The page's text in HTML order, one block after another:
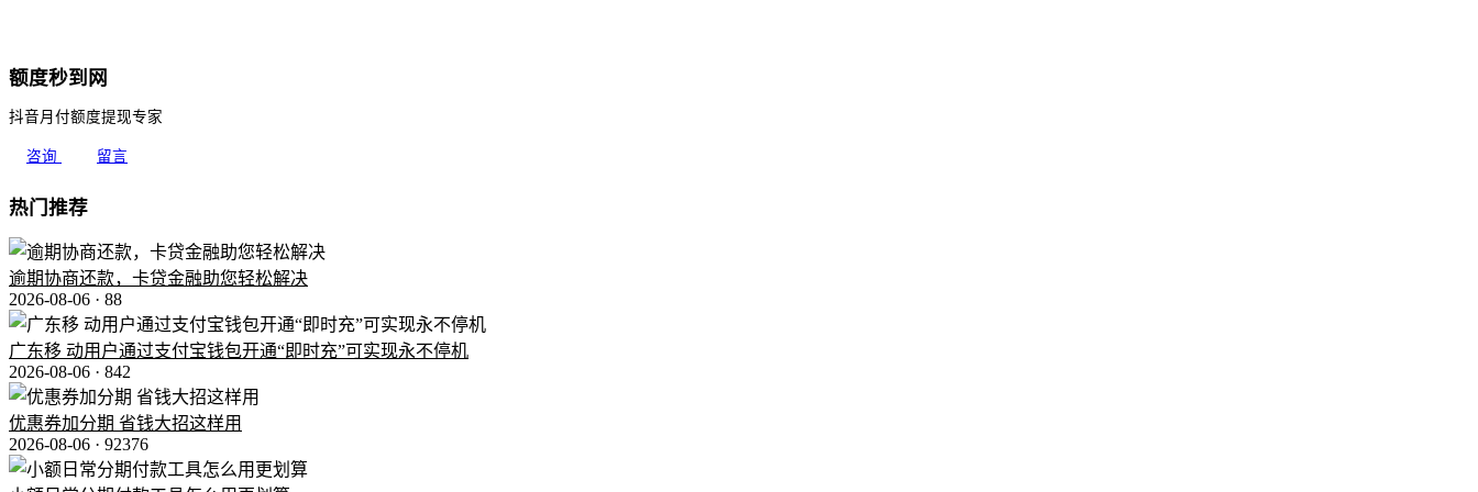
额度秒到网
抖音月付额度提现专家
咨询 留言
热门推荐
逾期协商还款，卡贷金融助您轻松解决
2026-08-06 · 88
广东移 动用户通过支付宝钱包开通“即时充”可实现永不停机
2026-08-06 · 842
优惠券加分期 省钱大招这样用
2026-08-06 · 92376